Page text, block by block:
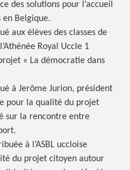
des solutions pour l’accueil
Belgique.
aux élèves des classes de
Royal Uccle 1
« La démocratie dans
à Jerôme Jurion, président
pour la qualité du projet
sur la rencontre entre
à l’ASBL uccloise
du projet citoyen autour